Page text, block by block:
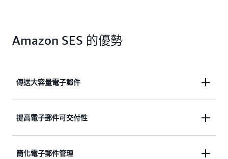
Amazon SES 的優勢
傳送大容量電子郵件
這項服務大量提供大容量電子郵件活動
管理收到的
提高電子郵件可交付性
使用電子郵件可交付性工具
，以可信寄件
簡化電子郵件管理